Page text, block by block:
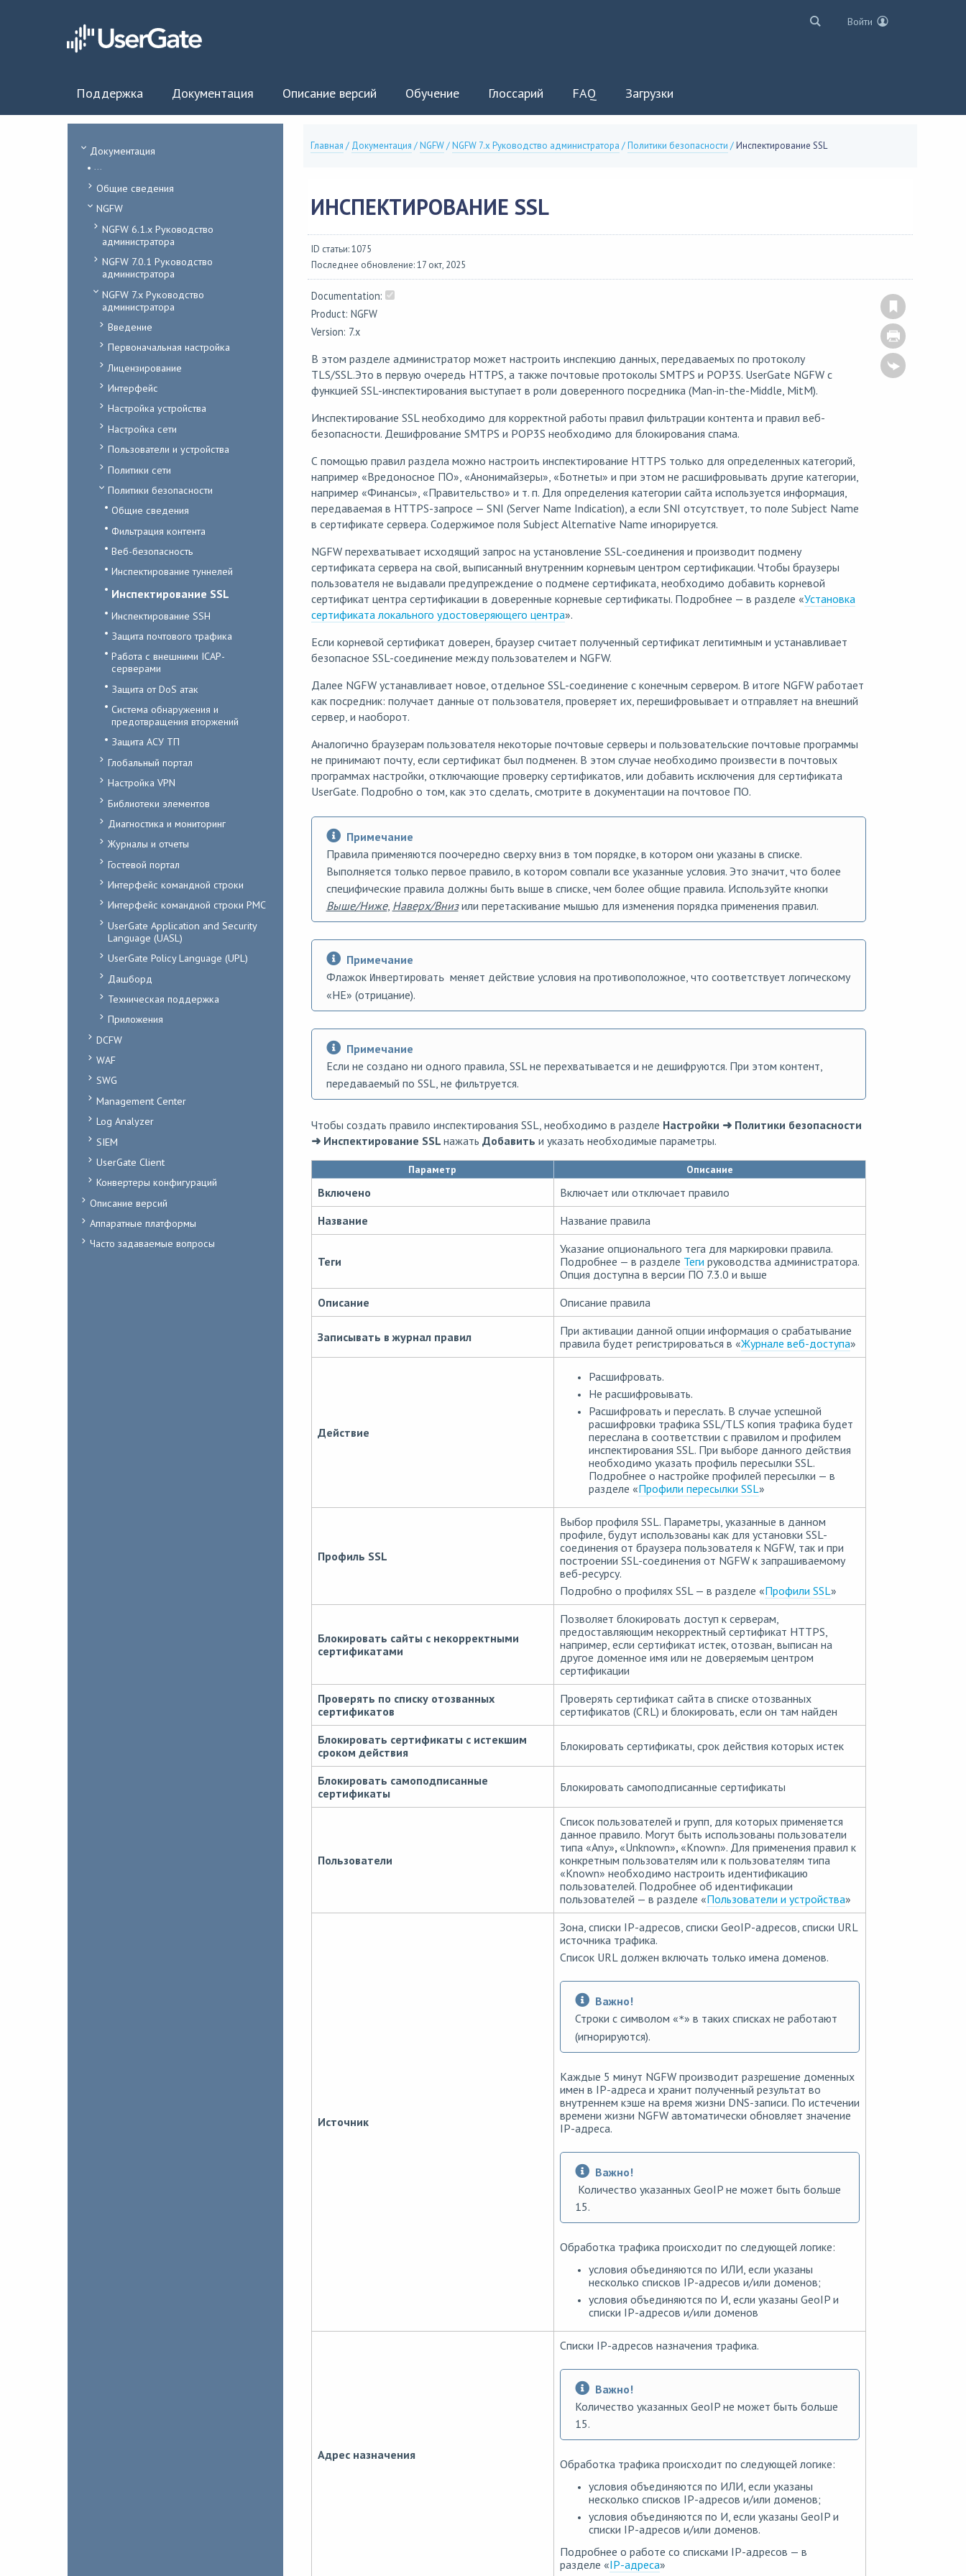
Войти
Поддержка Документация Описание версий Обучение Глоссарий FAQ Загрузки
Документация
...
Общие сведения
NGFW
NGFW 6.1.x Руководство
администратора
NGFW 7.0.1 Руководство
администратора
NGFW 7.x Руководство
администратора
Введение
Первоначальная настройка
Лицензирование
Интерфейс
Настройка устройства
Настройка сети
Пользователи и устройства
Политики сети
Политики безопасности
Общие сведения
Фильтрация контента
Веб-безопасность
Инспектирование туннелей
Инспектирование SSL
Инспектирование SSH
Защита почтового трафика
Работа с внешними ICAP-
серверами
Защита от DoS атак
Система обнаружения и
предотвращения вторжений
Защита АСУ ТП
Глобальный портал
Настройка VPN
Библиотеки элементов
Диагностика и мониторинг
Журналы и отчеты
Гостевой портал
Интерфейс командной строки
Интерфейс командной строки PMC
UserGate Application and Security
Language (UASL)
UserGate Policy Language (UPL)
Дашборд
Техническая поддержка
Приложения
DCFW
WAF
SWG
Management Center
Log Analyzer
SIEM
UserGate Client
Конвертеры конфигураций
Описание версий
Аппаратные платформы
Часто задаваемые вопросы
Главная / Документация /NGFW/NGFW 7.x Руководство администратора /Политики безопасности /Инспектирование SSL
ИНСПЕКТИРОВАНИЕ SSL
ID статьи: 1075
Последнее обновление: 17 окт, 2025
Documentation:
Product: NGFW
Version: 7.x
В этом разделе администратор может настроить инспекцию данных, передаваемых по протоколу
TLS/SSL.Это в первую очередь HTTPS, а также почтовые протоколы SMTPS и POP3S. UserGate NGFW с
функцией SSL-инспектирования выступает в роли доверенного посредника (Man-in-the-Middle, MitM).
Инспектирование SSL необходимо для корректной работы правил фильтрации контента и правил веб-
безопасности. Дешифрование SMTPS и POP3S необходимо для блокирования спама.
С помощью правил раздела можно настроить инспектирование HTTPS только для определенных категорий,
например «Вредоносное ПО», «Анонимайзеры», «Ботнеты» и при этом не расшифровывать другие категории,
например «Финансы», «Правительство» и т. п. Для определения категории сайта используется информация,
передаваемая в HTTPS-запросе — SNI (Server Name Indication), а если SNI отсутствует, то поле Subject Name
в сертификате сервера. Содержимое поля Subject Alternative Name игнорируется.
NGFW перехватывает исходящий запрос на установление SSL-соединения и производит подмену
сертификата сервера на свой, выписанный внутренним корневым центром сертификации. Чтобы браузеры
пользователя не выдавали предупреждение о подмене сертификата, необходимо добавить корневой
сертификат центра сертификации в доверенные корневые сертификаты. Подробнее — в разделе «Установка
сертификата локального удостоверяющего центра».
Если корневой сертификат доверен, браузер считает полученный сертификат легитимным и устанавливает
безопасное SSL-соединение между пользователем и NGFW.
Далее NGFW устанавливает новое, отдельное SSL-соединение с конечным сервером. В итоге NGFW работает
как посредник: получает данные от пользователя, проверяет их, перешифровывает и отправляет на внешний
сервер, и наоборот.
Аналогично браузерам пользователя некоторые почтовые серверы и пользовательские почтовые программы
не принимают почту, если сертификат был подменен. В этом случае необходимо произвести в почтовых
программах настройки, отключающие проверку сертификатов, или добавить исключения для сертификата
UserGate. Подробно о том, как это сделать, смотрите в документации на почтовое ПО.
Примечание
Правила применяются поочередно сверху вниз в том порядке, в котором они указаны в списке.
Выполняется только первое правило, в котором совпали все указанные условия. Это значит, что более
специфические правила должны быть выше в списке, чем более общие правила. Используйте кнопки
Выше/Ниже, Наверх/Внизили перетаскивание мышью для изменения порядка применения правил.
Примечание
Флажок Инвертировать меняет действие условия на противоположное, что соответствует логическому
«НЕ» (отрицание).
Примечание
Если не создано ни одного правила, SSL не перехватывается и не дешифруются. При этом контент,
передаваемый по SSL, не фильтруется.
Чтобы создать правило инспектирования SSL, необходимо в разделе Настройки ➜ Политики безопасности
➜ Инспектирование SSL нажать Добавить и указать необходимые параметры.
Параметр Описание
Включено
Включает или отключает правило
Название
Название правила
Теги
Указание опционального тега для маркировки правила.
Подробнее — в разделе Теги руководства администратора.
Опция доступна в версии ПО 7.3.0 и выше
Описание
Описание правила
Записывать в журнал правил
При активации данной опции информация о срабатывание
правила будет регистрироваться в «Журнале веб-доступа»
Действие
Расшифровать.
Не расшифровывать.
Расшифровать и переслать. В случае успешной
расшифровки трафика SSL/TLS копия трафика будет
переслана в соответствии с правилом и профилем
инспектирования SSL. При выборе данного действия
необходимо указать профиль пересылки SSL.
Подробнее о настройке профилей пересылки — в
разделе «Профили пересылки SSL»
Профиль SSL
Выбор профиля SSL. Параметры, указанные в данном
профиле, будут использованы как для установки SSL-
соединения от браузера пользователя к NGFW, так и при
построении SSL-соединения от NGFW к запрашиваемому
веб-ресурсу.
Подробно о профилях SSL — в разделе «Профили SSL»
Блокировать сайты с некорректными
сертификатами
Позволяет блокировать доступ к серверам,
предоставляющим некорректный сертификат HTTPS,
например, если сертификат истек, отозван, выписан на
другое доменное имя или не доверяемым центром
сертификации
Проверять по списку отозванных
сертификатов
Проверять сертификат сайта в списке отозванных
сертификатов (CRL) и блокировать, если он там найден
Блокировать сертификаты с истекшим
сроком действия
Блокировать сертификаты, срок действия которых истек
Блокировать самоподписанные
сертификаты
Блокировать самоподписанные сертификаты
Пользователи
Список пользователей и групп, для которых применяется
данное правило. Могут быть использованы пользователи
типа «Any», «Unknown», «Known». Для применения правил к
конкретным пользователям или к пользователям типа
«Known» необходимо настроить идентификацию
пользователей. Подробнее об идентификации
пользователей — в разделе «Пользователи и устройства»
Источник
Зона, списки IP-адресов, списки GeoIP-адресов, списки URL
источника трафика.
Список URL должен включать только имена доменов.
Важно!
Строки с символом «*» в таких списках не работают
(игнорируются).
Каждые 5 минут NGFW производит разрешение доменных
имен в IP-адреса и хранит полученный результат во
внутреннем кэше на время жизни DNS-записи. По истечении
времени жизни NGFW автоматически обновляет значение
IP-адреса.
Важно!
Количество указанных GeoIP не может быть больше
15.
Обработка трафика происходит по следующей логике:
условия объединяются по ИЛИ, если указаны
несколько списков IP-адресов и/или доменов;
условия объединяются по И, если указаны GeoIP и
списки IP-адресов и/или доменов
Адрес назначения
Списки IP-адресов назначения трафика.
Важно!
Количество указанных GeoIP не может быть больше
15.
Обработка трафика происходит по следующей логике:
условия объединяются по ИЛИ, если указаны
несколько списков IP-адресов и/или доменов;
условия объединяются по И, если указаны GeoIP и
списки IP-адресов и/или доменов.
Подробнее о работе со списками IP-адресов — в
разделе «IP-адреса»